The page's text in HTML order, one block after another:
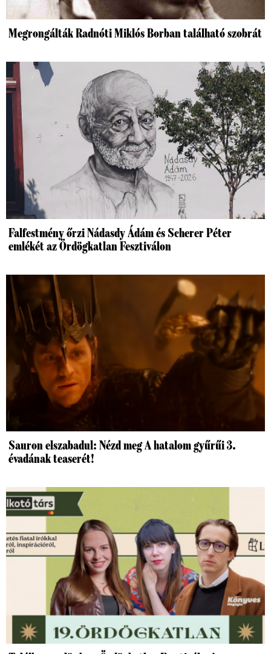
Megrongálták Radnóti Miklós Borban található szobrát
Falfestmény őrzi Nádasdy Ádám és Scherer Péter
emlékét az Ördögkatlan Fesztiválon
Sauron elszabadul: Nézd meg A hatalom gyűrűi 3.
évadának teaserét!